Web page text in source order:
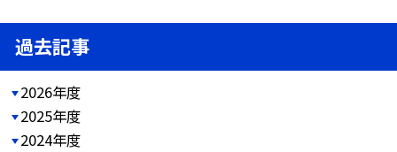
過去記事
2026年度
2025年度
2024年度